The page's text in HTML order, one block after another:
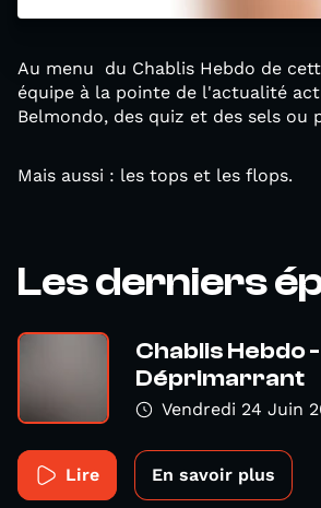
Au menu du Chablis Hebdo de
équipe à la pointe de l'actualité
Belmondo, des quiz et des sels ou
Mais aussi : les tops et les flops.
Les derniers
Chablis Hebdo -
Déprimarrant
Vendredi 24 Juin
Lire En savoir plus